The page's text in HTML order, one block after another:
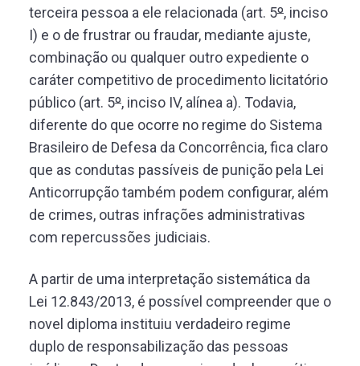
terceira pessoa a ele relacionada (art. 5º, inciso
I) e o de frustrar ou fraudar, mediante ajuste,
combinação ou qualquer outro expediente o
caráter competitivo de procedimento licitatório
público (art. 5º, inciso IV, alínea a). Todavia,
diferente do que ocorre no regime do Sistema
Brasileiro de Defesa da Concorrência, fica claro
que as condutas passíveis de punição pela Lei
Anticorrupção também podem configurar, além
de crimes, outras infrações administrativas
com repercussões judiciais.
A partir de uma interpretação sistemática da
Lei 12.843/2013, é possível compreender que o
novel diploma instituiu verdadeiro regime
duplo de responsabilização das pessoas